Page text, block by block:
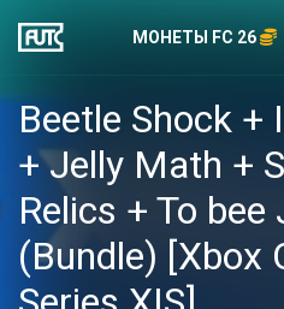
МОНЕТЫ FC 26
Beetle Shock +
+ Jelly Math +
Relics + To bee
(Bundle) [Xbox